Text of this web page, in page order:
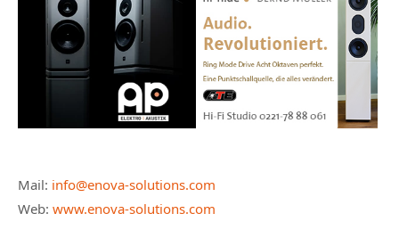
Mail: info@enova-solutions.com
Web: www.enova-solutions.com